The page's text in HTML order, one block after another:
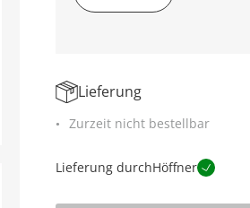
Lieferung
Zurzeit nicht bestellbar
Lieferung durchHöffner